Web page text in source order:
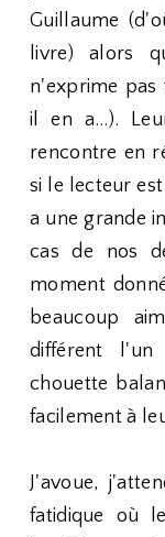
Guillaume
livre) alors
n'exprime pas
il en a...).
rencontre en
si le lecteur
a une grande
cas de nos
moment
beaucoup
différent
chouette
facilement à
J'avoue,
fatidique où